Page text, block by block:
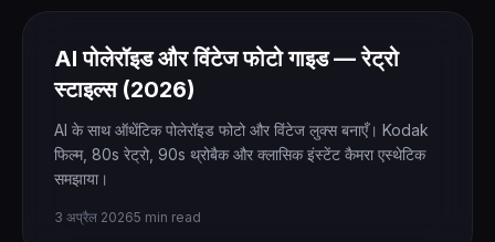
AI पोलेरॉइड और विंटेज फोटो गाइड — रेट्रो
स्टाइल्स (2026)
AI के साथ ऑथेंटिक पोलेरॉइड फोटो और विंटेज लुक्स बनाएँ। Kodak
फिल्म, 80s रेट्रो, 90s थ्रोबैक और क्लासिक इंस्टेंट कैमरा एस्थेटिक
समझाया।
3 अप्रैल 20265 min read